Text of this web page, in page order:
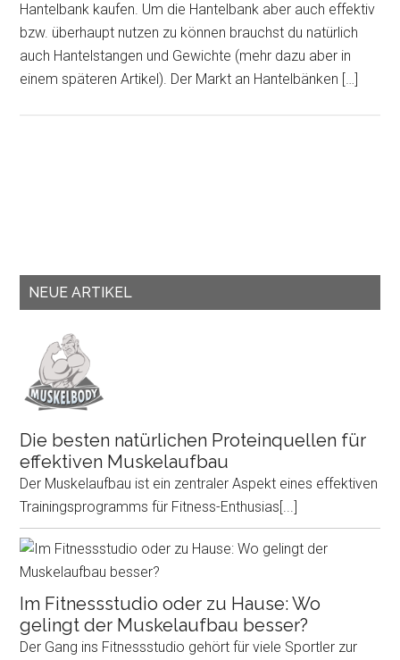
Hantelbank kaufen. Um die Hantelbank aber auch effektiv
bzw. überhaupt nutzen zu können brauchst du natürlich
auch Hantelstangen und Gewichte (mehr dazu aber in
einem späteren Artikel). Der Markt an Hantelbänken […]
NEUE ARTIKEL
Die besten natürlichen Proteinquellen für
effektiven Muskelaufbau
Der Muskelaufbau ist ein zentraler Aspekt eines effektiven
Trainingsprogramms für Fitness-Enthusias[...]
Im Fitnessstudio oder zu Hause: Wo
gelingt der Muskelaufbau besser?
Der Gang ins Fitnessstudio gehört für viele Sportler zur